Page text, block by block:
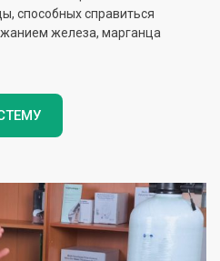
способных справиться
железа, марганца